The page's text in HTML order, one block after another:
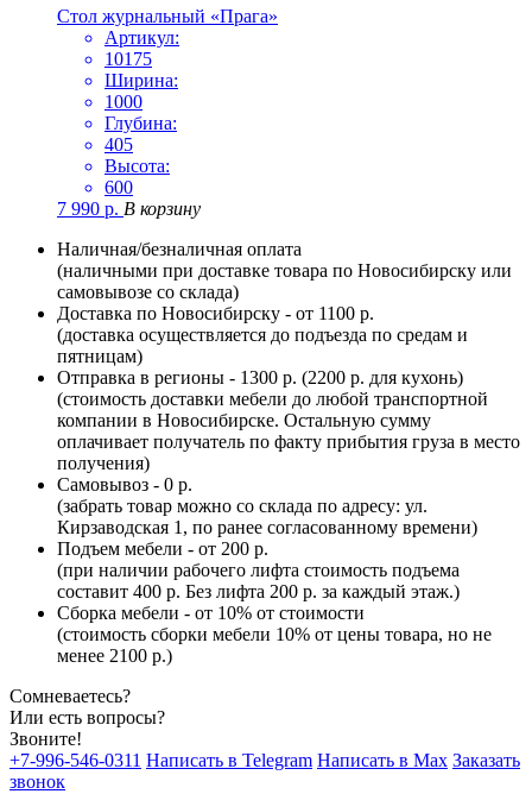
Стол журнальный «Прага»
Артикул:
10175
Ширина:
1000
Глубина:
405
Высота:
600
7 990 р. В корзину
Наличная/безналичная оплата
(наличными при доставке товара по Новосибирску или
самовывозе со склада)
Доставка по Новосибирску - от 1100 р.
(доставка осуществляется до подъезда по средам и
пятницам)
Отправка в регионы - 1300 р. (2200 р. для кухонь)
(стоимость доставки мебели до любой транспортной
компании в Новосибирске. Остальную сумму
оплачивает получатель по факту прибытия груза в место
получения)
Самовывоз - 0 р.
(забрать товар можно со склада по адресу: ул.
Кирзаводская 1, по ранее согласованному времени)
Подъем мебели - от 200 р.
(при наличии рабочего лифта стоимость подъема
составит 400 р. Без лифта 200 р. за каждый этаж.)
Сборка мебели - от 10% от стоимости
(стоимость сборки мебели 10% от цены товара, но не
менее 2100 р.)
Сомневаетесь?
Или есть вопросы?
Звоните!
+7-996-546-0311 Написать в Telegram Написать в Max Заказать
звонок